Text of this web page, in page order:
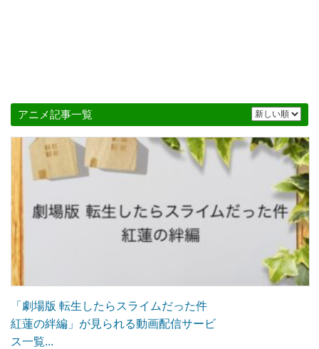
アニメ記事一覧
「劇場版 転生したらスライムだった件
紅蓮の絆編」が見られる動画配信サービ
ス一覧...